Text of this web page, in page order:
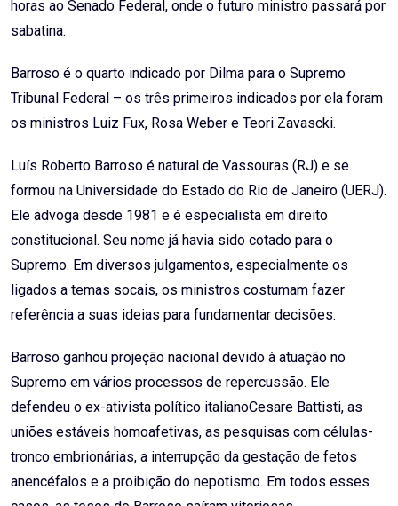
horas ao Senado Federal, onde o futuro ministro passará por
sabatina.
Barroso é o quarto indicado por Dilma para o Supremo
Tribunal Federal – os três primeiros indicados por ela foram
os ministros Luiz Fux, Rosa Weber e Teori Zavascki.
Luís Roberto Barroso é natural de Vassouras (RJ) e se
formou na Universidade do Estado do Rio de Janeiro (UERJ).
Ele advoga desde 1981 e é especialista em direito
constitucional. Seu nome já havia sido cotado para o
Supremo. Em diversos julgamentos, especialmente os
ligados a temas socais, os ministros costumam fazer
referência a suas ideias para fundamentar decisões.
Barroso ganhou projeção nacional devido à atuação no
Supremo em vários processos de repercussão. Ele
defendeu o ex-ativista político italianoCesare Battisti, as
uniões estáveis homoafetivas, as pesquisas com células-
tronco embrionárias, a interrupção da gestação de fetos
anencéfalos e a proibição do nepotismo. Em todos esses